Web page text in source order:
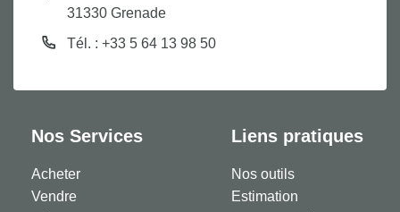
31330 Grenade
Tél. : +33 5 64 13 98 50
Nos Services
Acheter
Vendre
Liens pratiques
Nos outils
Estimation